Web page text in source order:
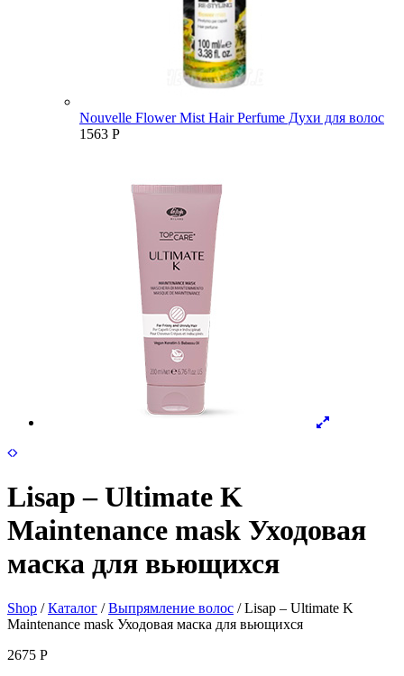
Nouvelle Flower Mist Hair Perfume Духи для волос
1563 Р
Lisap – Ultimate K
Maintenance mask Уходовая
маска для вьющихся
Shop /Каталог /Выпрямление волос / Lisap – Ultimate K
Maintenance mask Уходовая маска для вьющихся
2675 Р